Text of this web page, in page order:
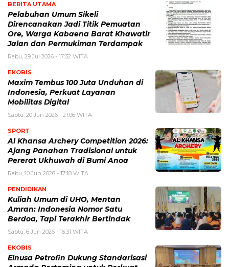
BERITA UTAMA
Pelabuhan Umum Sikeli
Direncanakan Jadi Titik Pemuatan
Ore, Warga Kabaena Barat Khawatir
Jalan dan Permukiman Terdampak
Rabu, 29 Jul 2026 - 17:32 WITA
EKOBIS
Maxim Tembus 100 Juta Unduhan di
Indonesia, Perkuat Layanan
Mobilitas Digital
Sabtu, 20 Jun 2026 - 21:06 WITA
SPORT
Al Khansa Archery Competition 2026:
Ajang Panahan Tradisional untuk
Pererat Ukhuwah di Bumi Anoa
Rabu, 10 Jun 2026 - 17:18 WITA
PENDIDIKAN
Kuliah Umum di UHO, Mentan
Amran: Indonesia Nomor Satu
Berdoa, Tapi Terakhir Bertindak
Sabtu, 6 Jun 2026 - 16:31 WITA
EKOBIS
Elnusa Petrofin Dukung Standarisasi